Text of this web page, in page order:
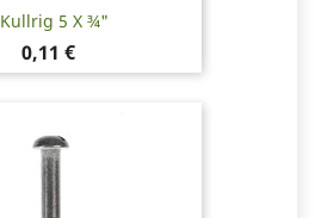
Kullrig 5 X ¾"
Pris
0,11 €